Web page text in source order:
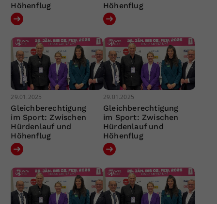
Höhenflug
Höhenflug
29.01.2025
Gleichberechtigung
im Sport: Zwischen
Hürdenlauf und
Höhenflug
29.01.2025
Gleichberechtigung
im Sport: Zwischen
Hürdenlauf und
Höhenflug